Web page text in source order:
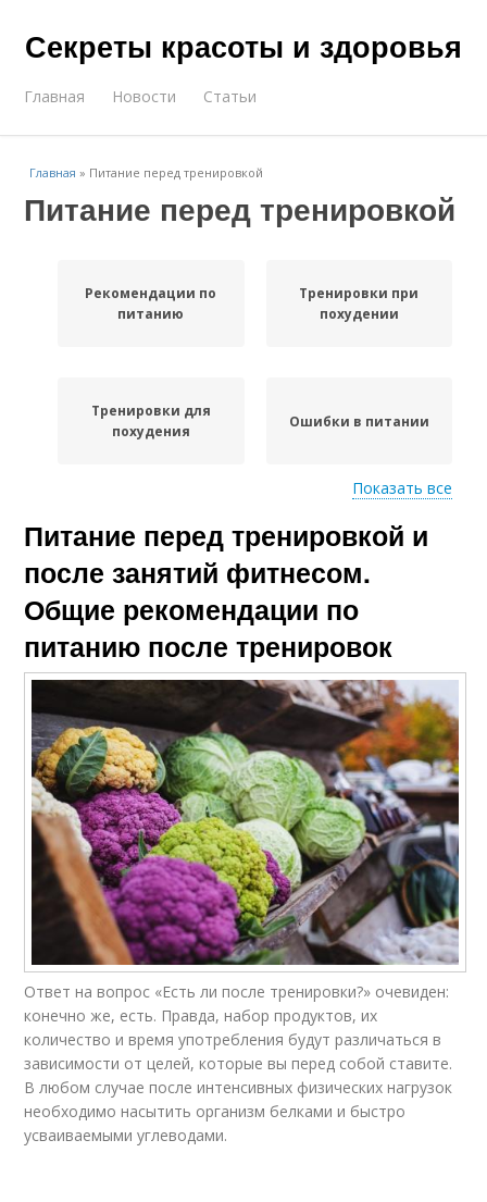
Секреты красоты и здоровья
Главная Новости Статьи
Главная » Питание перед тренировкой
Питание перед тренировкой
Рекомендации по
питанию
Тренировки при
похудении
Тренировки для
похудения
Ошибки в питании
Спортивное питание
Тренировки для
роста
Питание для
Правильное питание
Питание перед
аэробной
тренировкой
Питание перед
силовой тренировкой
Питание при
тренировках
Питание до и
Питание во время
Тренировки для
сжигания
Питание для набора
Питание при силовых
Показать все
Питание перед тренировкой и
после занятий фитнесом.
Общие рекомендации по
питанию после тренировок
Ответ на вопрос «Есть ли после тренировки?» очевиден:
конечно же, есть. Правда, набор продуктов, их
количество и время употребления будут различаться в
зависимости от целей, которые вы перед собой ставите.
В любом случае после интенсивных физических нагрузок
необходимо насытить организм белками и быстро
усваиваемыми углеводами.